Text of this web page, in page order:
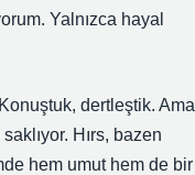
Yalnızca hayal
dertleştik. Ama
Hırs, bazen
hem umut hem de bir